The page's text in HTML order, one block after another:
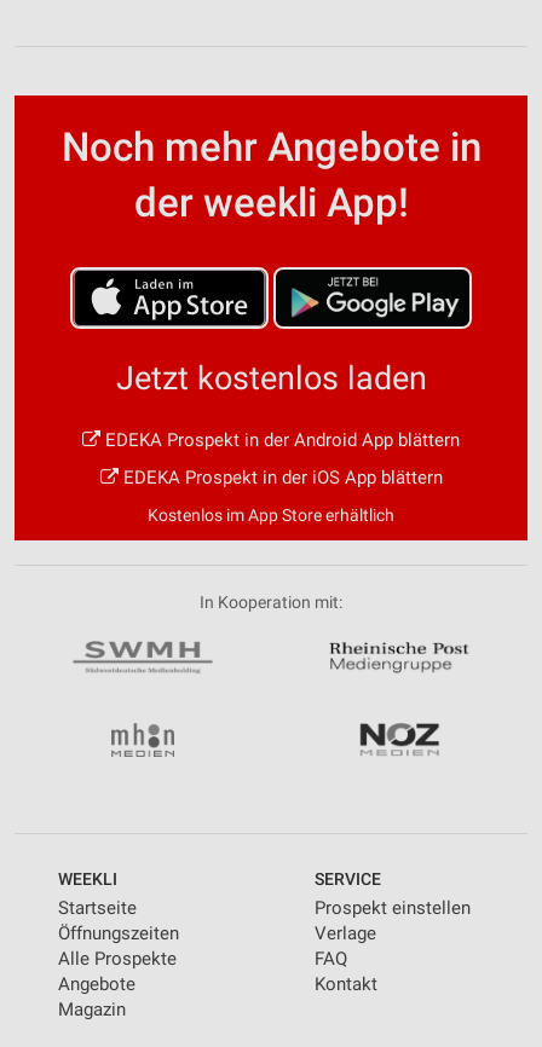
Noch mehr Angebote in
der weekli App!
Jetzt kostenlos laden
EDEKA Prospekt in der Android App blättern
EDEKA Prospekt in der iOS App blättern
Kostenlos im App Store erhältlich
In Kooperation mit:
WEEKLI
Startseite
Öffnungszeiten
Alle Prospekte
Angebote
Magazin
SERVICE
Prospekt einstellen
Verlage
FAQ
Kontakt